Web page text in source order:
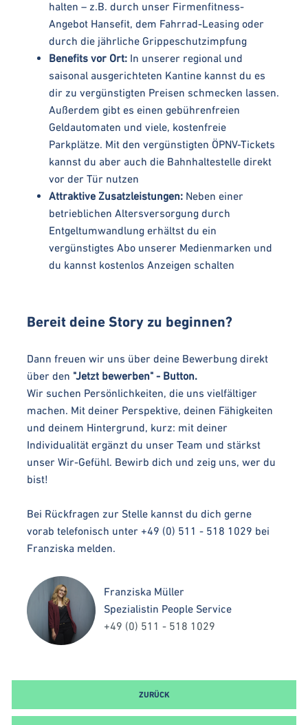
halten – z.B. durch unser Firmenfitness-
Angebot Hansefit, dem Fahrrad-Leasing oder
durch die jährliche Grippeschutzimpfung
Benefits vor Ort: In unserer regional und
saisonal ausgerichteten Kantine kannst du es
dir zu vergünstigten Preisen schmecken lassen.
Außerdem gibt es einen gebührenfreien
Geldautomaten und viele, kostenfreie
Parkplätze. Mit den vergünstigten ÖPNV-Tickets
kannst du aber auch die Bahnhaltestelle direkt
vor der Tür nutzen
Attraktive Zusatzleistungen: Neben einer
betrieblichen Altersversorgung durch
Entgeltumwandlung erhältst du ein
vergünstigtes Abo unserer Medienmarken und
du kannst kostenlos Anzeigen schalten
Bereit deine Story zu beginnen?
Dann freuen wir uns über deine Bewerbung direkt
über den "Jetzt bewerben" - Button.
Wir suchen Persönlichkeiten, die uns vielfältiger
machen. Mit deiner Perspektive, deinen Fähigkeiten
und deinem Hintergrund, kurz: mit deiner
Individualität ergänzt du unser Team und stärkst
unser Wir-Gefühl. Bewirb dich und zeig uns, wer du
bist!
Bei Rückfragen zur Stelle kannst du dich gerne
vorab telefonisch unter +49 (0) 511 - 518 1029 bei
Franziska melden.
Franziska Müller
Spezialistin People Service
+49 (0) 511 - 518 1029
ZURÜCK